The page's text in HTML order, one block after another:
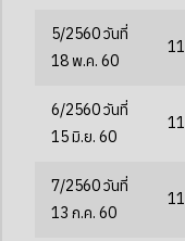
5/2560 วันที่
18 พ.ค. 60
11
6/2560 วันที่
15 มิ.ย. 60
11
7/2560 วันที่
13 ก.ค. 60
11